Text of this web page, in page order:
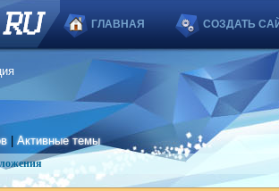
ГЛАВНАЯ СОЗДАТЬ
|Активные темы